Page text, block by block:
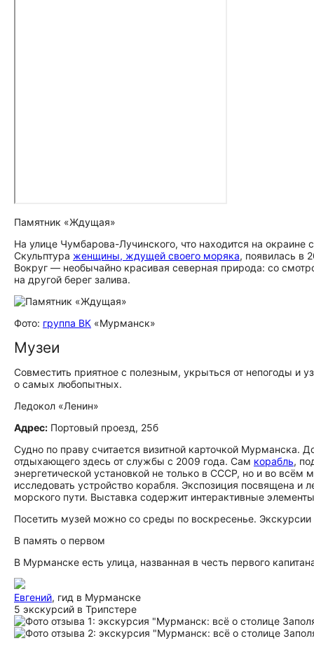
Памятник «Ждущая»
На улице Чумбарова-Лучинского, что находится на окраине
Скульптура женщины, ждущей своего моряка, появилась в
Вокруг — необычайно красивая северная природа: со
на другой берег залива.
Фото: группа ВК «Мурманск»
Музеи
Совместить приятное с полезным, укрыться от непогоды и
о самых любопытных.
Ледокол «Ленин»
Адрес: Портовый проезд, 25б
Судно по праву считается визитной карточкой Мурманска.
отдыхающего здесь от службы с 2009 года. Сам корабль,
энергетической установкой не только в СССР, но и во
исследовать устройство корабля. Экспозиция посвящена
морского пути. Выставка содержит интерактивные
Посетить музей можно со среды по воскресенье.
В память о первом
В Мурманске есть улица, названная в честь первого
Евгений, гид в Мурманске
5 экскурсий в Трипстере